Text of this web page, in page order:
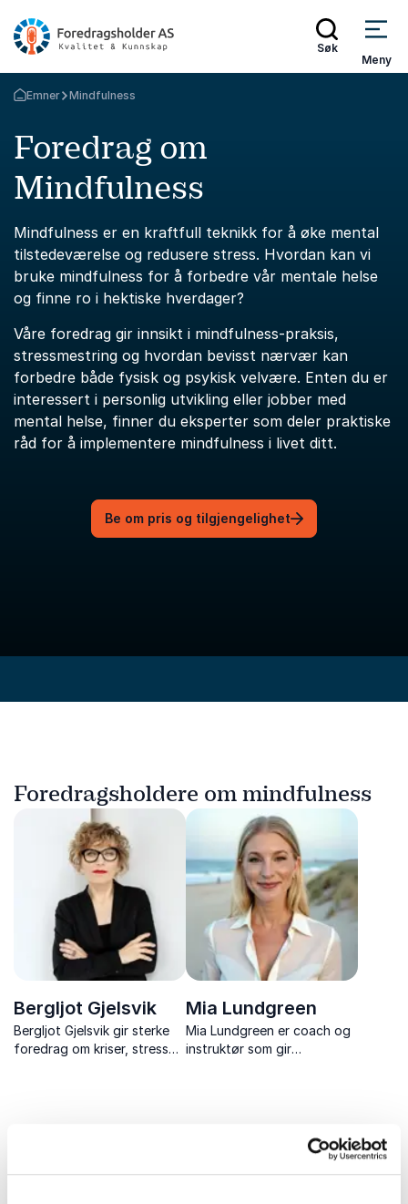
Søk
Meny
Gå tilbake til startsiden
Emner Mindfulness
Foredrag om
Mindfulness
Mindfulness er en kraftfull teknikk for å øke mental
tilstedeværelse og redusere stress. Hvordan kan vi
bruke mindfulness for å forbedre vår mentale helse
og finne ro i hektiske hverdager?
Våre foredrag gir innsikt i mindfulness-praksis,
stressmestring og hvordan bevisst nærvær kan
forbedre både fysisk og psykisk velvære. Enten du er
interessert i personlig utvikling eller jobber med
mental helse, finner du eksperter som deler praktiske
råd for å implementere mindfulness i livet ditt.
Be om pris og tilgjengelighet
Foredragsholdere om mindfulness
Bergljot Gjelsvik
Bergljot Gjelsvik gir sterke
foredrag om kriser, stress
Mia Lundgreen
Mia Lundgreen er coach og
instruktør som gir